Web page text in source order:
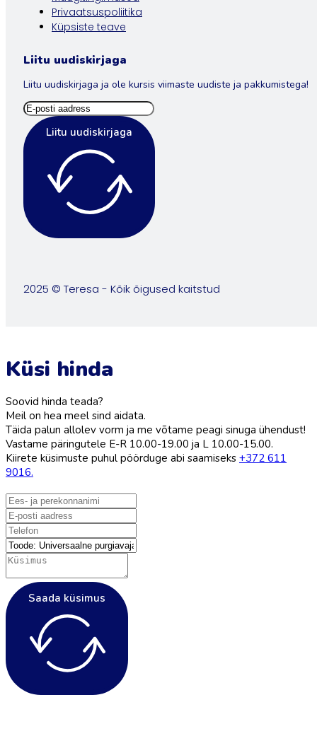
Privaatsuspoliitika
Küpsiste teave
Liitu uudiskirjaga
Liitu uudiskirjaga ja ole kursis viimaste uudiste ja pakkumistega!
Liitu uudiskirjaga
2025 © Teresa - Kõik õigused kaitstud
Küsi hinda
Soovid hinda teada?
Meil on hea meel sind aidata.
Täida palun allolev vorm ja me võtame peagi sinuga ühendust!
Vastame päringutele E-R 10.00-19.00 ja L 10.00-15.00.
Kiirete küsimuste puhul pöörduge abi saamiseks +372 611
9016.
Saada küsimus